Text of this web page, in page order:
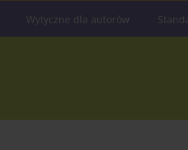
Wytyczne dla autorów